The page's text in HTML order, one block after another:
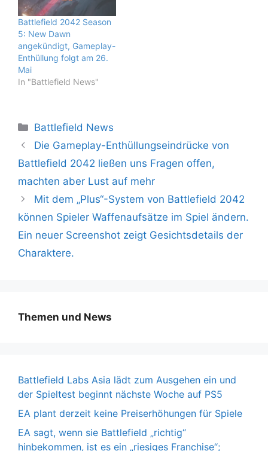
Battlefield 2042 Season
5: New Dawn
angekündigt, Gameplay-
Enthüllung folgt am 26.
Mai
In "Battlefield News"
Kategorien
Battlefield News
Die Gameplay-Enthüllungseindrücke von
Battlefield 2042 ließen uns Fragen offen,
machten aber Lust auf mehr
Mit dem „Plus“-System von Battlefield 2042
können Spieler Waffenaufsätze im Spiel ändern.
Ein neuer Screenshot zeigt Gesichtsdetails der
Charaktere.
Themen und News
Battlefield Labs Asia lädt zum Ausgehen ein und
der Spieltest beginnt nächste Woche auf PS5
EA plant derzeit keine Preiserhöhungen für Spiele
EA sagt, wenn sie Battlefield „richtig“
hinbekommen, ist es ein „riesiges Franchise“;